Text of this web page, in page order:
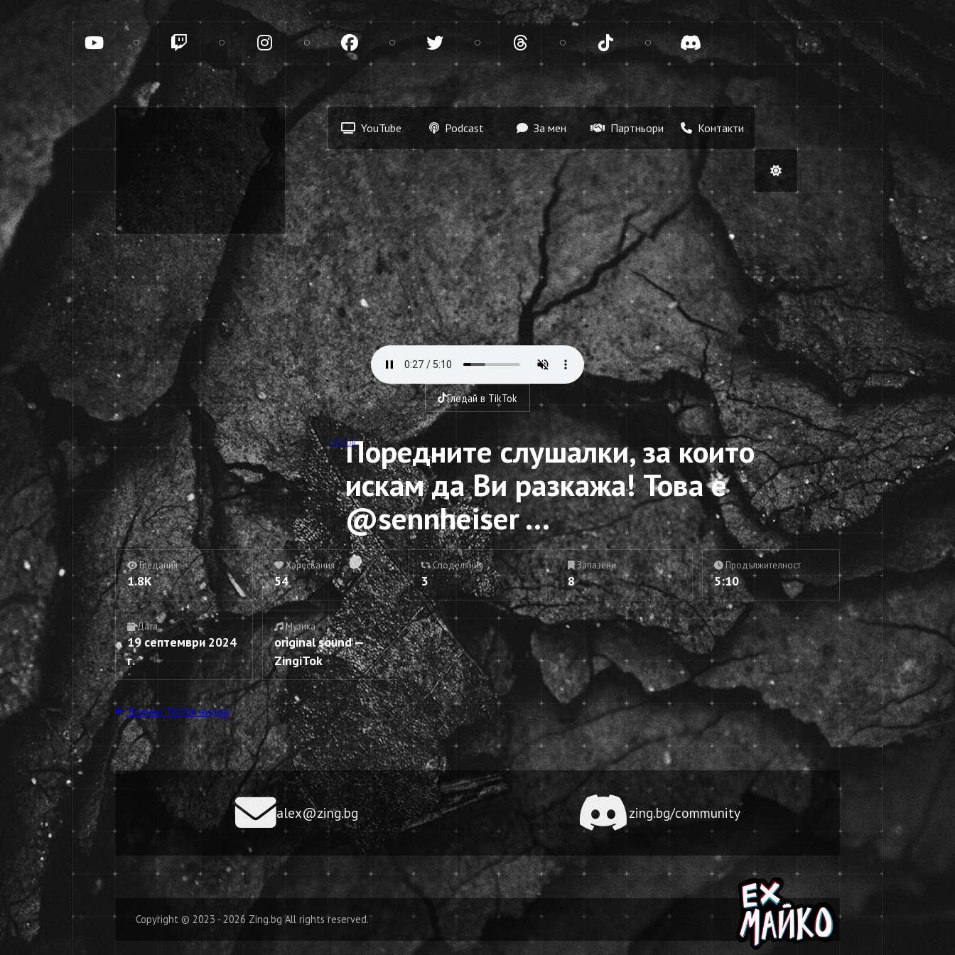
YouTube Twitch Instagram Facebook Twitter Threads Tiktok Discord
YouTube Podcast За мен Партньори Контакти
Гледай в TikTok
TikTokПоредните слушалки, за които
искам да Ви разкажа! Това е
@sennheiser ...
Гледания
1.8K
Харесвания
54
Споделяния
3
Запазени
8
Продължителност
5:10
Дата
19 септември 2024
г.
Музика
original sound —
ZingiTok
Всички TikTok видеа
alex@zing.bg zing.bg/community
Copyright © 2023 - 2026 Zing.bg All rights reserved.